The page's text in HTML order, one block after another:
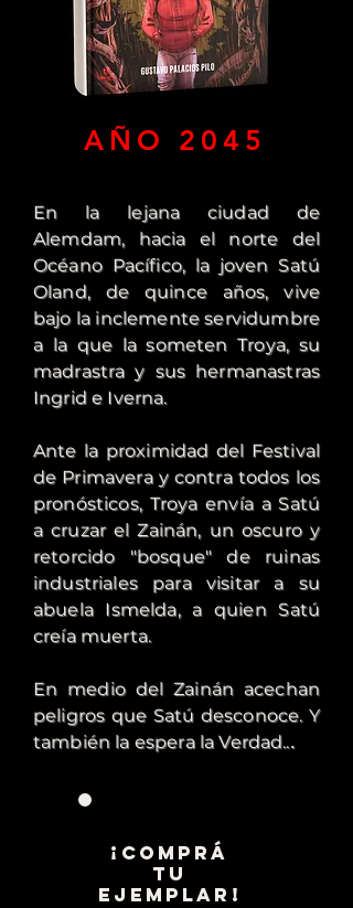
AÑO 2045
​En la lejana ciudad de
Alemdam, hacia el norte del
Océano Pacífico, la joven Satú
Oland, de quince años, vive
bajo la inclemente servidumbre
a la que la someten Troya, su
madrastra y sus hermanastras
Ingrid e Iverna.
Ante la proximidad del Festival
de Primavera y contra todos los
pronósticos, Troya envía a Satú
a cruzar el Zainán, un oscuro y
retorcido "bosque" de ruinas
industriales para visitar a su
abuela Ismelda, a quien Satú
creía muerta.
En medio del Zainán acechan
peligros que Satú desconoce. Y
también la espera la Verdad...
¡COMPRÁ
TU
EJEMPLAR!